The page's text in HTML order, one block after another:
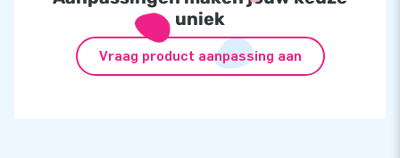
uniek
Vraag product aanpassing aan